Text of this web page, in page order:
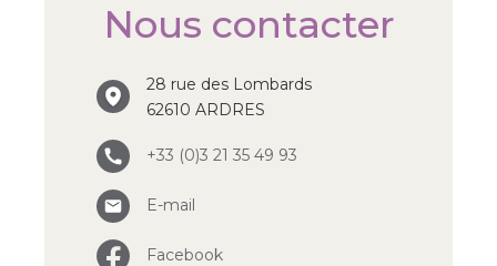
Nous contacter
28 rue des Lombards
62610 ARDRES
+33 (0)3 21 35 49 93
E-mail
Facebook